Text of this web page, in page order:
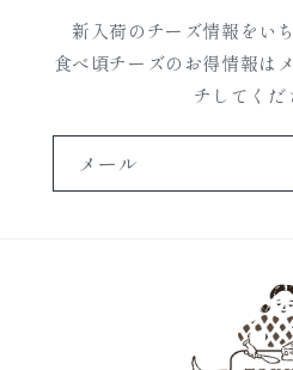
新入荷のチーズ情報をい
食べ頃チーズのお得情報は
チしてくだ
メール